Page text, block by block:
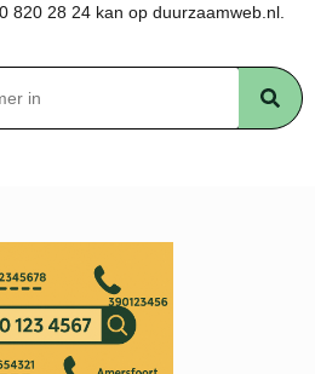
820 28 24 kan op duurzaamweb.nl.